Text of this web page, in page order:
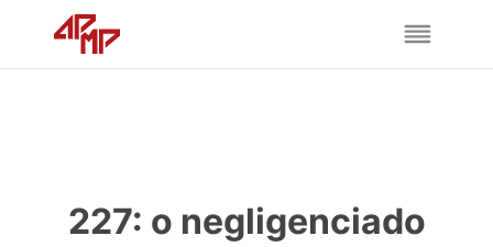
227: o negligenciado